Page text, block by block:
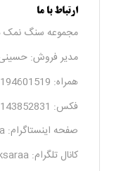
ارتباط با ما
مجموعه سنگ نمک
مدیر فروش:
همراه:
فکس:
صفحه اینستاگرام:
کانال تلگرام: